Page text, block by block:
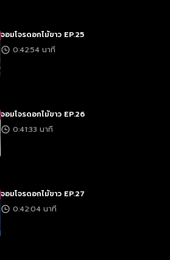
จอมโจรดอกไม้ขาว EP.25
0:42:54 นาที
จอมโจรดอกไม้ขาว EP.26
0:41:33 นาที
จอมโจรดอกไม้ขาว EP.27
0:42:04 นาที